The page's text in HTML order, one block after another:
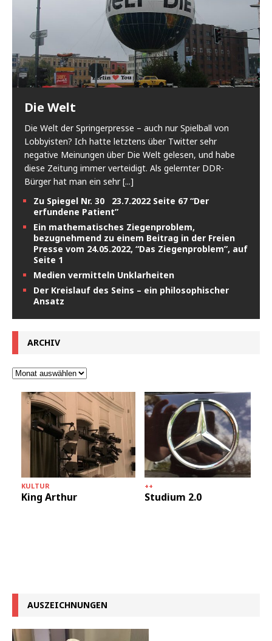
Die Welt
Die Welt der Springerpresse – auch nur Spielball von
Lobbyisten? Ich hatte letztens über Twitter sehr
negative Meinungen über Die Welt gelesen, und habe
diese Zeitung immer verteidigt. Als gelernter DDR-
Bürger hat man ein sehr[...]
Zu Spiegel Nr. 30 23.7.2022 Seite 67 “Der
erfundene Patient”
Ein mathematisches Ziegenproblem,
bezugnehmend zu einem Beitrag in der Freien
Presse vom 24.05.2022, “Das Ziegenproblem”, auf
Seite 1
Medien vermitteln Unklarheiten
Der Kreislauf des Seins – ein philosophischer
Ansatz
ARCHIV
KULTUR
King Arthur
++
Studium 2.0
AUSZEICHNUNGEN